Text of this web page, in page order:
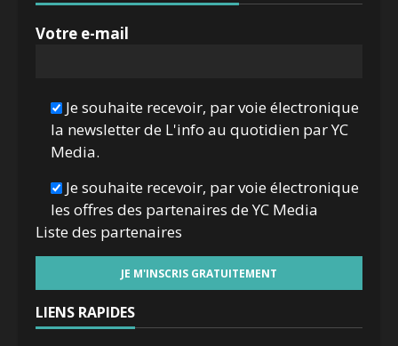
Votre e-mail
Je souhaite recevoir, par voie électronique
la newsletter de L'info au quotidien par YC
Media.
Je souhaite recevoir, par voie électronique
les offres des partenaires de YC Media
Liste des partenaires
LIENS RAPIDES